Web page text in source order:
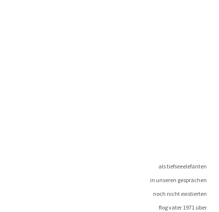
als tiefseeelefanten
in unse­ren gesprächen
noch nicht existierten
flog vater 1971 über